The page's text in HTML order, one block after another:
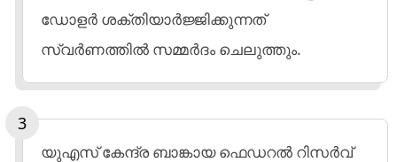
ഡോളര്‍ ശക്തിയാര്‍ജ്ജിക്കുന്നത്
സ്വര്‍ണത്തില്‍ സമ്മര്‍ദം ചെലുത്തും.
യുഎസ് കേന്ദ്ര ബാങ്കായ ഫെഡറല്‍ റിസര്‍വ്